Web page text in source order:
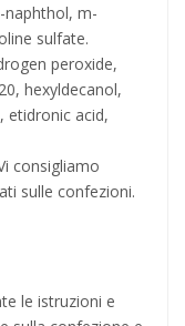
naphthol, m-
sulfate.
peroxide,
hexyldecanol,
etidronic acid,
consigliamo
sulle confezioni.
le istruzioni e